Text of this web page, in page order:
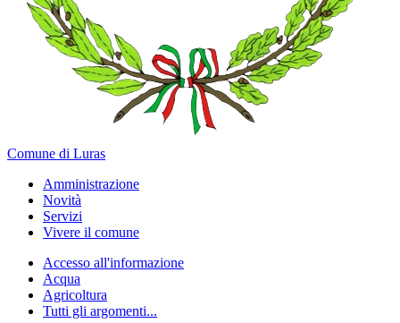
Comune di Luras
Amministrazione
Novità
Servizi
Vivere il comune
Accesso all'informazione
Acqua
Agricoltura
Tutti gli argomenti...